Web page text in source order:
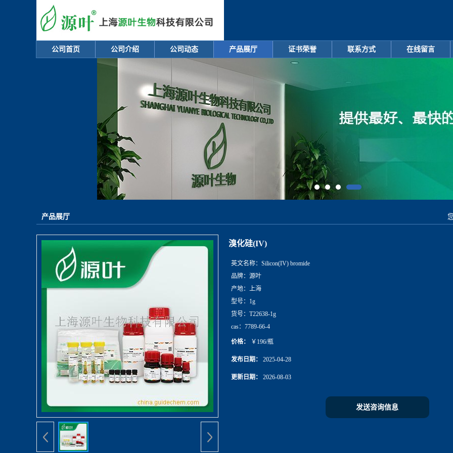
公司首页 公司介绍 公司动态 产品展厅 证书荣誉 联系方式 在线留言
产品展厅
溴化硅(IV)
英文名称： Silicon(IV) bromide
品牌： 源叶
产地： 上海
型号： 1g
货号： T22638-1g
cas： 7789-66-4
价格： ￥196/瓶
发布日期： 2025-04-28
更新日期： 2026-08-03
发送咨询信息